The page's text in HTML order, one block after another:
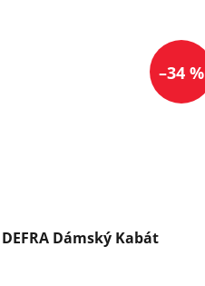
–34 %
DEFRA Dámský Kabát